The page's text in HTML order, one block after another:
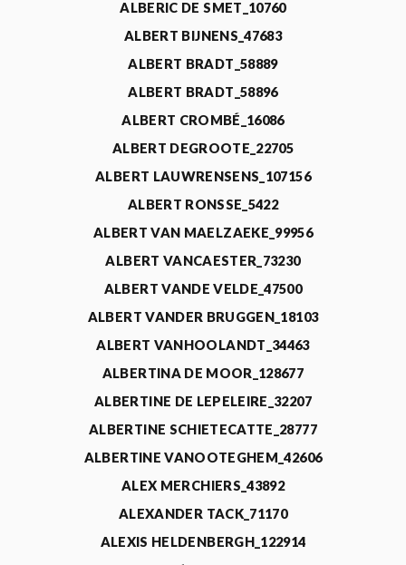
ALBERIC DE SMET_10760
ALBERT BIJNENS_47683
ALBERT BRADT_58889
ALBERT BRADT_58896
ALBERT CROMBÉ_16086
ALBERT DEGROOTE_22705
ALBERT LAUWRENSENS_107156
ALBERT RONSSE_5422
ALBERT VAN MAELZAEKE_99956
ALBERT VANCAESTER_73230
ALBERT VANDE VELDE_47500
ALBERT VANDER BRUGGEN_18103
ALBERT VANHOOLANDT_34463
ALBERTINA DE MOOR_128677
ALBERTINE DE LEPELEIRE_32207
ALBERTINE SCHIETECATTE_28777
ALBERTINE VANOOTEGHEM_42606
ALEX MERCHIERS_43892
ALEXANDER TACK_71170
ALEXIS HELDENBERGH_122914